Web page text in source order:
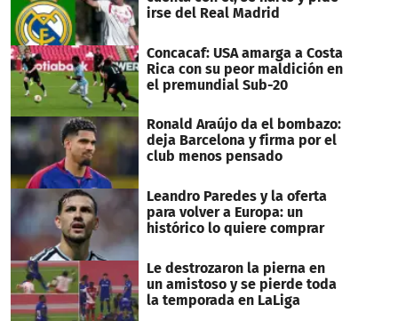
irse del Real Madrid
Concacaf: USA amarga a Costa
Rica con su peor maldición en
el premundial Sub-20
Ronald Araújo da el bombazo:
deja Barcelona y firma por el
club menos pensado
Leandro Paredes y la oferta
para volver a Europa: un
histórico lo quiere comprar
Le destrozaron la pierna en
un amistoso y se pierde toda
la temporada en LaLiga